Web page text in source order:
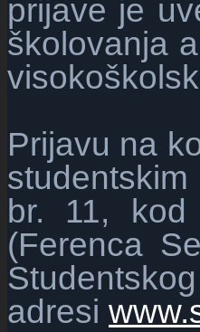
prijave je
školovanja
Prijavu na
br. 11,
(Ferenca
adresi